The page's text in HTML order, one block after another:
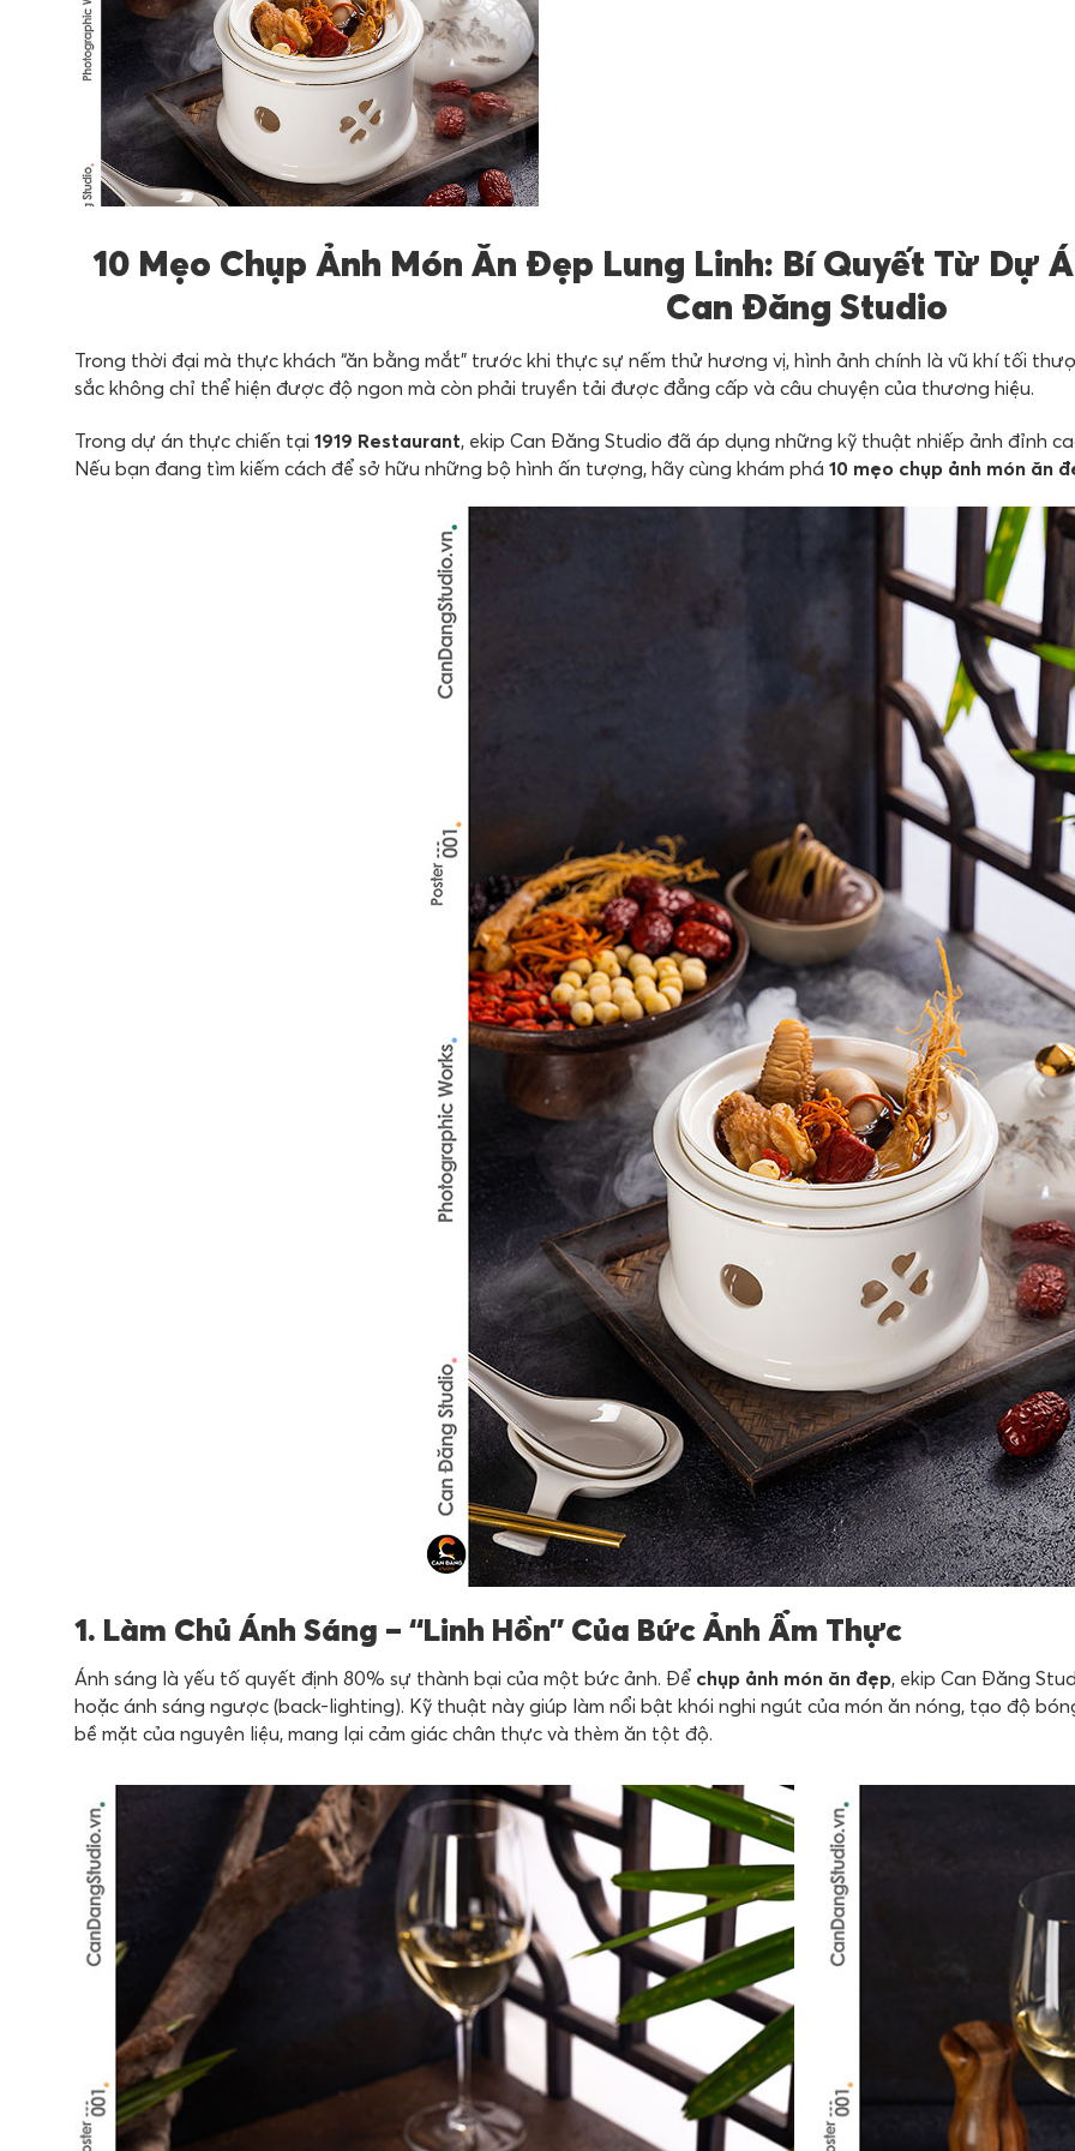
10 Mẹo Chụp Ảnh Món Ăn Đẹp Lung Linh: Bí Quyết Từ Dự
Can Đăng Studio
Trong thời đại mà thực khách “ăn bằng mắt” trước khi thực sự nếm thử hương vị, hình ảnh chính là vũ khí tối
sắc không chỉ thể hiện được độ ngon mà còn phải truyền tải được đẳng cấp và câu chuyện của thương hiệu.
Trong dự án thực chiến tại 1919 Restaurant, ekip Can Đăng Studio đã áp dụng những kỹ thuật nhiếp ảnh đỉnh
Nếu bạn đang tìm kiếm cách để sở hữu những bộ hình ấn tượng, hãy cùng khám phá 10 mẹo chụp ảnh món ăn
1. Làm Chủ Ánh Sáng – “Linh Hồn” Của Bức Ảnh Ẩm Thực
Ánh sáng là yếu tố quyết định 80% sự thành bại của một bức ảnh. Để chụp ảnh món ăn đẹp, ekip Can Đăng
hoặc ánh sáng ngược (back-lighting). Kỹ thuật này giúp làm nổi bật khói nghi ngút của món ăn nóng, tạo độ
bề mặt của nguyên liệu, mang lại cảm giác chân thực và thèm ăn tột độ.